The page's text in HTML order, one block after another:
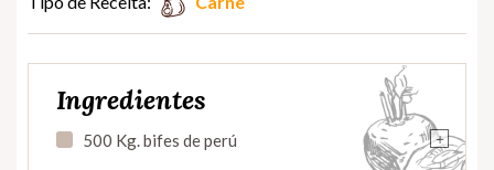
Ingredientes
+
500 Kg. bifes de perú